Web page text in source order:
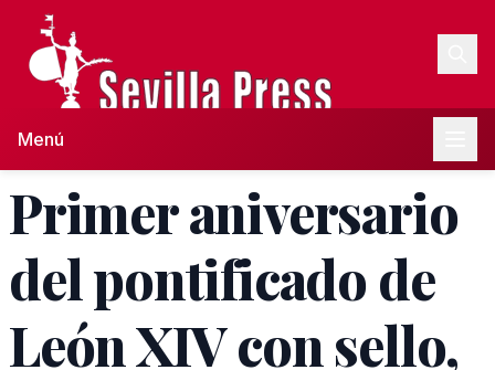
Menú
Primer aniversario
del pontificado de
León XIV con sello,